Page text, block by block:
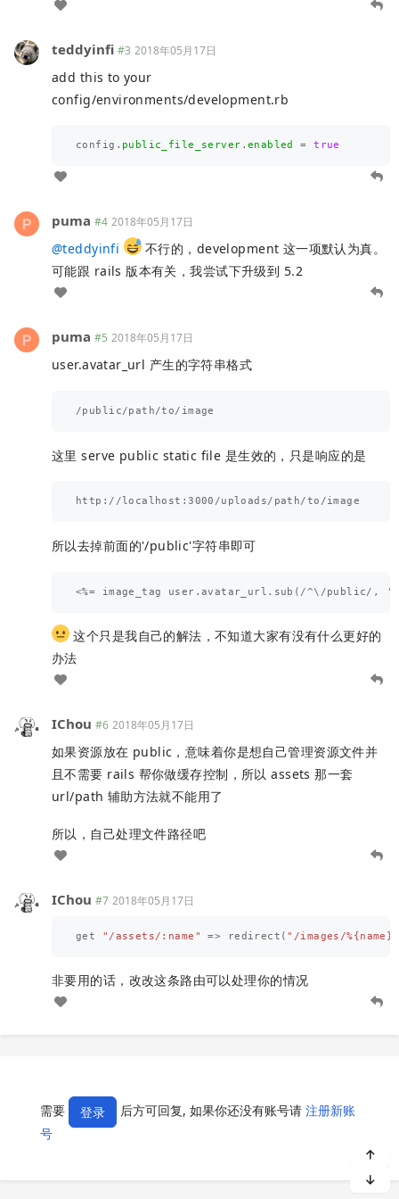
teddyinfi #3 2018年05月17日
add this to your
config/environments/development.rb
config . public_file_server . enabled = true
puma #4 2018年05月17日
@teddyinfi
不行的，development 这一项默认为真。
可能跟 rails 版本有关，我尝试下升级到 5.2
puma #5 2018年05月17日
user.avatar_url 产生的字符串格式
这里 serve public static file 是生效的，只是响应的是
所以去掉前面的'/public'字符串即可
这个只是我自己的解法，不知道大家有没有什么更好的
办法
IChou #6 2018年05月17日
如果资源放在 public，意味着你是想自己管理资源文件并
且不需要 rails 帮你做缓存控制，所以 assets 那一套
url/path 辅助方法就不能用了
所以，自己处理文件路径吧
IChou #7 2018年05月17日
get "/assets/:name" => redirect ( "/images/%{name}"
非要用的话，改改这条路由可以处理你的情况
需要 登录 后方可回复, 如果你还没有账号请 注册新账
号